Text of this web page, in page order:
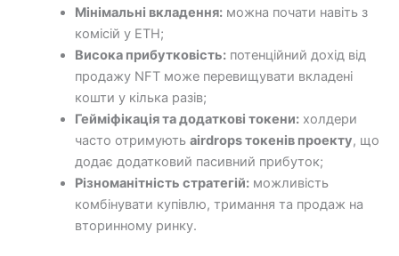
Мінімальні вкладення:можна почати навіть з
комісій у ETH;
Висока прибутковість:потенційний дохід від
продажу NFT може перевищувати вкладені
кошти у кілька разів;
Гейміфікація та додаткові токени:холдери
часто отримують airdrops токенів проекту, що
додає додатковий пасивний прибуток;
Різноманітність стратегій:можливість
комбінувати купівлю, тримання та продаж на
вторинному ринку.